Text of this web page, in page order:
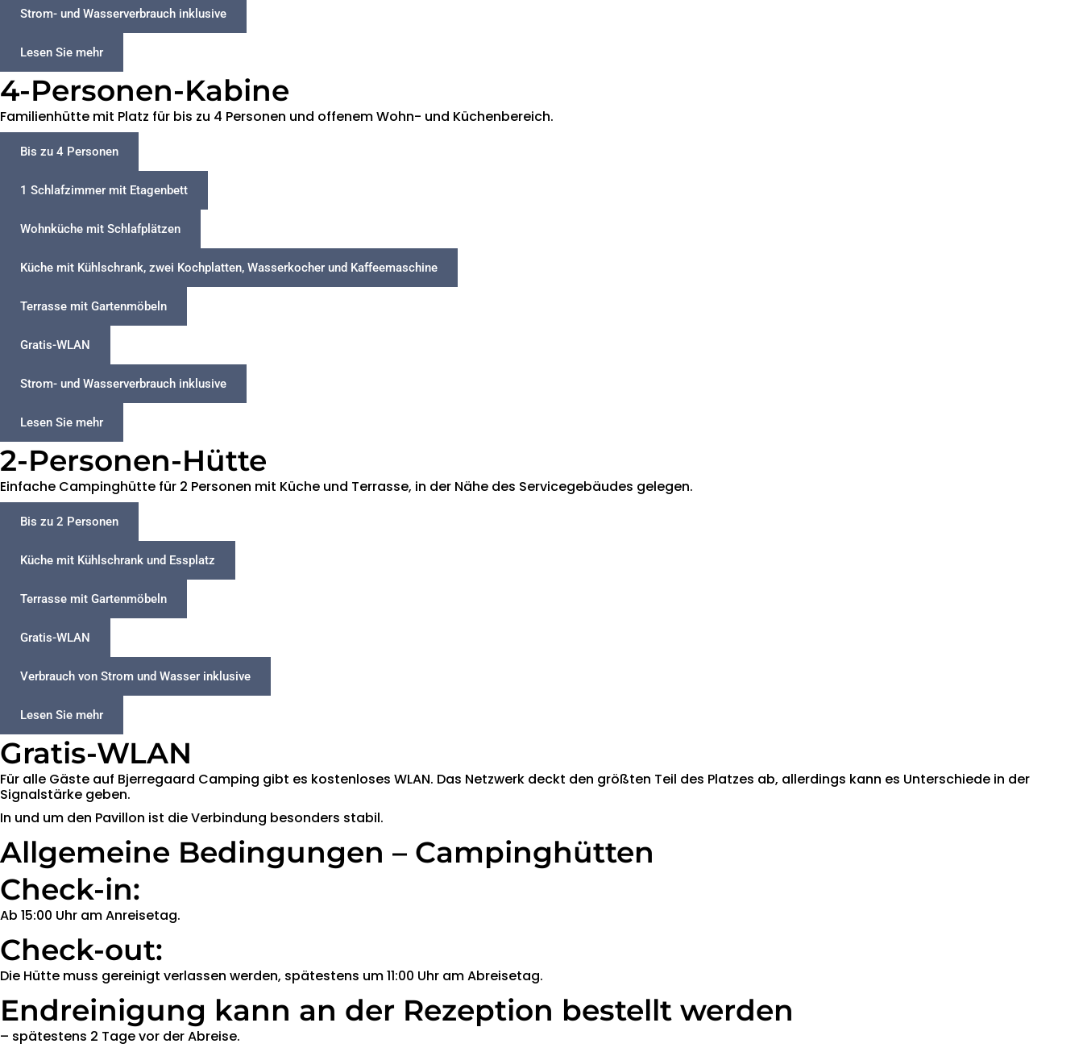
Strom- und Wasserverbrauch inklusive
Lesen Sie mehr
4-Personen-Kabine
Familienhütte mit Platz für bis zu 4 Personen und offenem Wohn- und Küchenbereich.
Bis zu 4 Personen
1 Schlafzimmer mit Etagenbett
Wohnküche mit Schlafplätzen
Küche mit Kühlschrank, zwei Kochplatten, Wasserkocher und Kaffeemaschine
Terrasse mit Gartenmöbeln
Gratis-WLAN
Strom- und Wasserverbrauch inklusive
Lesen Sie mehr
2-Personen-Hütte
Einfache Campinghütte für 2 Personen mit Küche und Terrasse, in der Nähe des Servicegebäudes gelegen.
Bis zu 2 Personen
Küche mit Kühlschrank und Essplatz
Terrasse mit Gartenmöbeln
Gratis-WLAN
Verbrauch von Strom und Wasser inklusive
Lesen Sie mehr
Gratis-WLAN
Für alle Gäste auf Bjerregaard Camping gibt es kostenloses WLAN. Das Netzwerk deckt den größten Teil des Platzes ab, allerdings kann es Unterschiede in der
Signalstärke geben.
In und um den Pavillon ist die Verbindung besonders stabil.
Allgemeine Bedingungen – Campinghütten
Check-in:
Ab 15:00 Uhr am Anreisetag.
Check-out:
Die Hütte muss gereinigt verlassen werden, spätestens um 11:00 Uhr am Abreisetag.
Endreinigung kann an der Rezeption bestellt werden
– spätestens 2 Tage vor der Abreise.